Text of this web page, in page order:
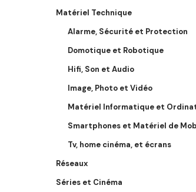
Matériel Technique
Alarme, Sécurité et Protection
Domotique et Robotique
Hifi, Son et Audio
Image, Photo et Vidéo
Matériel Informatique et
Smartphones et Matériel de
Tv, home cinéma, et écrans
Réseaux
Séries et Cinéma